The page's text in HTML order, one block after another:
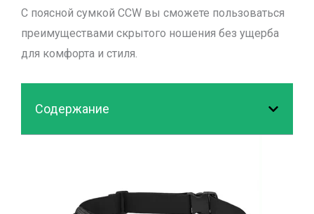
С поясной сумкой CCW вы сможете пользоваться
преимуществами скрытого ношения без ущерба
для комфорта и стиля.
Содержание